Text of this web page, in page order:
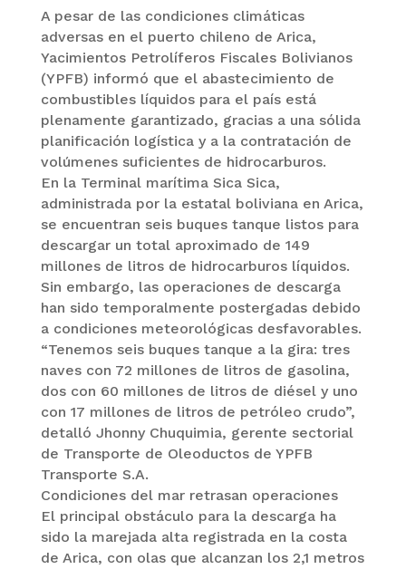
A pesar de las condiciones climáticas
adversas en el puerto chileno de Arica,
Yacimientos Petrolíferos Fiscales Bolivianos
(YPFB) informó que el abastecimiento de
combustibles líquidos para el país está
plenamente garantizado, gracias a una sólida
planificación logística y a la contratación de
volúmenes suficientes de hidrocarburos.
En la Terminal marítima Sica Sica,
administrada por la estatal boliviana en Arica,
se encuentran seis buques tanque listos para
descargar un total aproximado de 149
millones de litros de hidrocarburos líquidos.
Sin embargo, las operaciones de descarga
han sido temporalmente postergadas debido
a condiciones meteorológicas desfavorables.
“Tenemos seis buques tanque a la gira: tres
naves con 72 millones de litros de gasolina,
dos con 60 millones de litros de diésel y uno
con 17 millones de litros de petróleo crudo”,
detalló Jhonny Chuquimia, gerente sectorial
de Transporte de Oleoductos de YPFB
Transporte S.A.
Condiciones del mar retrasan operaciones
El principal obstáculo para la descarga ha
sido la marejada alta registrada en la costa
de Arica, con olas que alcanzan los 2,1 metros